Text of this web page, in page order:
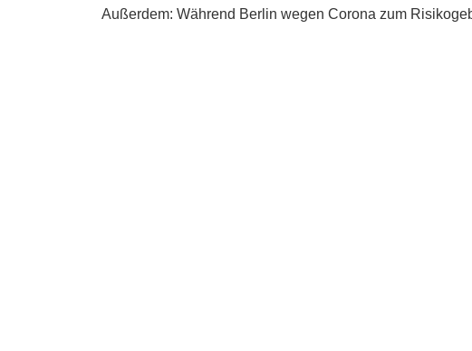
Außerdem: Während Berlin wegen Corona zum